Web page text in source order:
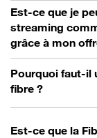
Est-ce que je
streaming
grâce à mon
Pourquoi faut-il
fibre ?
Est-ce que la